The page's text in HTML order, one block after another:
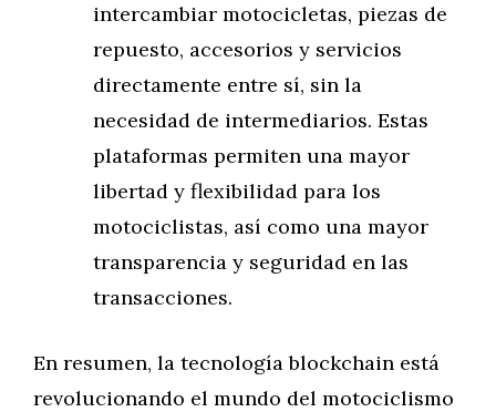
intercambiar motocicletas, piezas de
repuesto, accesorios y servicios
directamente entre sí, sin la
necesidad de intermediarios. Estas
plataformas permiten una mayor
libertad y flexibilidad para los
motociclistas, así como una mayor
transparencia y seguridad en las
transacciones.
En resumen, la tecnología blockchain está
revolucionando el mundo del motociclismo